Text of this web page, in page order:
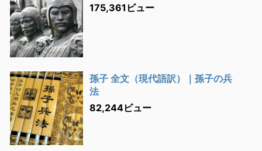
175,361ビュー
孫子 全文（現代語訳）｜孫子の兵
法
82,244ビュー